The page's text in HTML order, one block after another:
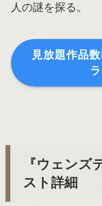
人の謎を探る。
見放題作品
『ウェンズ
スト詳細